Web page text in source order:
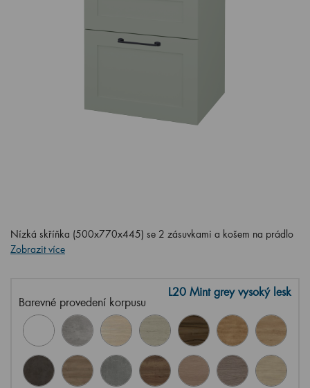
Nízká skříňka (500x770x445) se 2 zásuvkami a košem na prádlo
Zobrazit více
Barevné provedení korpusu
L20 Mint grey vysoký lesk